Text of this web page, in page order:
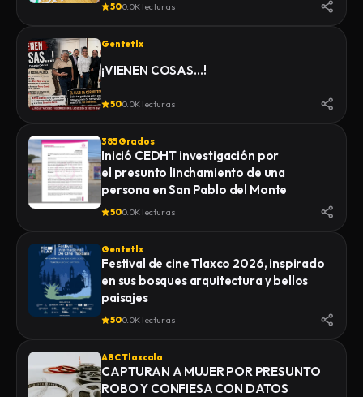
500.0K lecturas
Gentetlx
¡VIENEN COSAS…!
500.0K lecturas
385 Grados
Inició CEDHT investigación por
el presunto linchamiento de una
500.0K lecturas
Gentetlx
Festival de cine Tlaxco 2026, inspirado
en sus bosques arquitectura y bellos
paisajes
500.0K lecturas
ABC Tlaxcala
CAPTURAN A MUJER POR PRESUNTO
ROBO Y CONFIESA CON DATOS